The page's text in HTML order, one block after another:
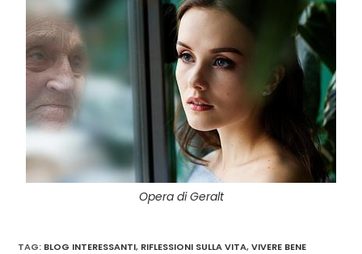
Opera di Geralt
TAG: BLOG INTERESSANTI, RIFLESSIONI SULLA VITA, VIVERE BENE